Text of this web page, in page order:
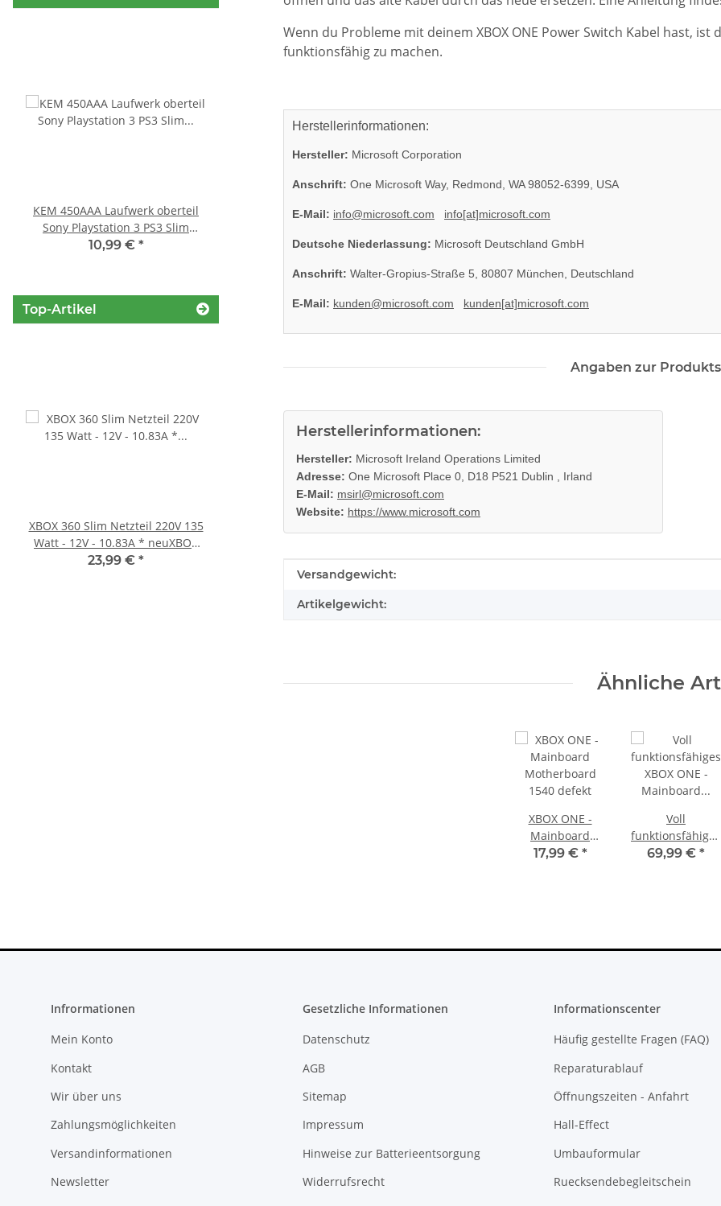
Wenn du Probleme mit deinem XBOX ONE Power Switch Kabel hast,
funktionsfähig zu machen.
Herstellerinformationen:
Hersteller: Microsoft Corporation
Anschrift: One Microsoft Way, Redmond, WA 98052-6399, USA
E-Mail: info@microsoft.com info[at]microsoft.com
Deutsche Niederlassung: Microsoft Deutschland GmbH
Anschrift: Walter-Gropius-Straße 5, 80807 München, Deutschland
E-Mail: kunden@microsoft.com kunden[at]microsoft.com
Angaben zur
Herstellerinformationen:
Hersteller: Microsoft Ireland Operations Limited
Adresse: One Microsoft Place 0, D18 P521 Dublin , Irland
E-Mail: msirl@microsoft.com
Website: https://www.microsoft.com
Produkteigenschaft
Wert
Versandgewicht:
Artikelgewicht:
Ähnliche
XBOX ONE -
Mainboard
Motherboard
17,99 € *
Voll
funktionsfähiges
XBOX ONE -
69,99 € *
KEM 450AAA Laufwerk oberteil
Sony Playstation 3 PS3 Slim
gebraucht
10,99 € *
SONY PS3 Slim Netzteil EADP
gerbaucht
29,99 € *
Sony Playstation 3 KEM KES
Blu-Ray Laufwerk 320
12,99 € *
Top-Artikel
XBOX 360 Slim Netzteil 220V 135
Watt - 12V - 10.83A * neuXBOX
360 Slim Netzteil
23,99 € *
Infrormationen
Mein Konto
Kontakt
Wir über uns
Zahlungsmöglichkeiten
Versandinformationen
Newsletter
Gesetzliche Informationen
Datenschutz
AGB
Sitemap
Impressum
Hinweise zur Batterieentsorgung
Widerrufsrecht
Informationscenter
Häufig gestellte Fragen (FAQ)
Reparaturablauf
Öffnungszeiten - Anfahrt
Hall-Effect
Umbauformular
Ruecksendebegleitschein